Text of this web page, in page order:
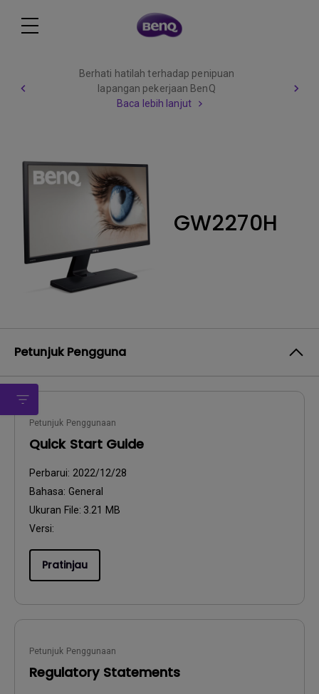
Berhati hatilah terhadap penipuan
lapangan pekerjaan BenQ
Baca lebih lanjut
GW2270H
Petunjuk Pengguna
Petunjuk Penggunaan
Quick Start Guide
Perbarui: 2022/12/28
Bahasa: General
Ukuran File: 3.21 MB
Versi:
Pratinjau
Petunjuk Penggunaan
Regulatory Statements